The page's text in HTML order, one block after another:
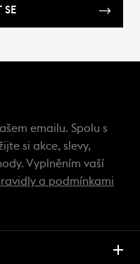
SE
emailu. Spolu s
si akce, slevy,
Vyplněním vaší
a podmínkami